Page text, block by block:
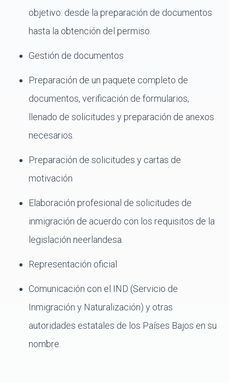
objetivo: desde la preparación de documentos
hasta la obtención del permiso.
Gestión de documentos
Preparación de un paquete completo de
documentos, verificación de formularios,
llenado de solicitudes y preparación de anexos
necesarios.
Preparación de solicitudes y cartas de
motivación
Elaboración profesional de solicitudes de
inmigración de acuerdo con los requisitos de la
legislación neerlandesa.
Representación oficial
Comunicación con el IND (Servicio de
Inmigración y Naturalización) y otras
autoridades estatales de los Países Bajos en su
nombre.